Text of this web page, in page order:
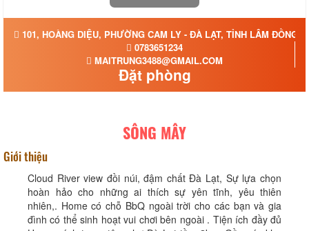
101, HOÀNG DIỆU, PHƯỜNG CAM LY - ĐÀ LẠT, TỈNH LÂM ĐỒNG
0783651234
MAITRUNG3488@GMAIL.COM
Đặt phòng
SÔNG MÂY
Giới thiệu
Cloud River view đồi núi, đậm chất Đà Lạt, Sự lựa chọn
hoàn hảo cho những ai thích sự yên tĩnh, yêu thiên
nhiên,. Home có chỗ BbQ ngoài trời cho các bạn và gia
đình có thể sinh hoạt vui chơi bên ngoài . Tiện ích đầy đủ